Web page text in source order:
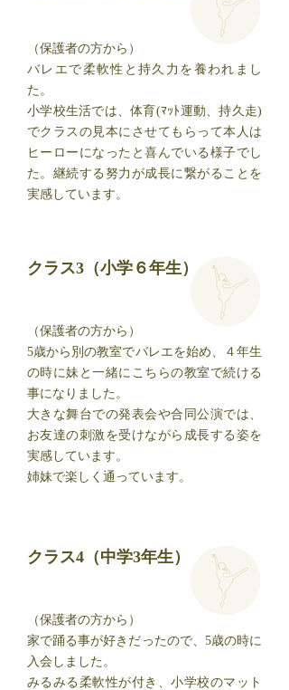
（保護者の方から）
バレエで柔軟性と持久力を養われまし
た。
小学校生活では、体育(ﾏｯﾄ運動、持久走)
でクラスの見本にさせてもらって本人は
ヒーローになったと喜んでいる様子でし
た。継続する努力が成長に繋がることを
実感しています。
クラス3（小学６年生）
（保護者の方から）
5歳から別の教室でバレエを始め、４年生
の時に妹と一緒にこちらの教室で続ける
事になりました。
大きな舞台での発表会や合同公演では、
お友達の刺激を受けながら成長する姿を
実感しています。
姉妹で楽しく通っています。
クラス4（中学3年生）
（保護者の方から）
家で踊る事が好きだったので、5歳の時に
入会しました。
みるみる柔軟性が付き、小学校のマット